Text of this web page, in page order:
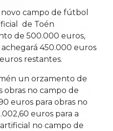
campo de fútbol
de Toén
de 500.000 euros,
450.000 euros
restantes.
un orzamento de
obras no campo de
euros para obras no
euros para a
no campo de